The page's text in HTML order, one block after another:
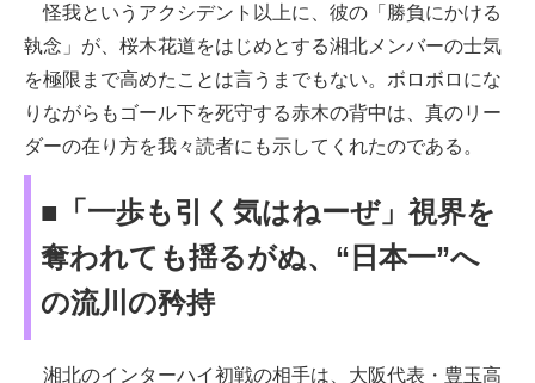
怪我というアクシデント以上に、彼の「勝負にかける
執念」が、桜木花道をはじめとする湘北メンバーの士気
を極限まで高めたことは言うまでもない。ボロボロにな
りながらもゴール下を死守する赤木の背中は、真のリー
ダーの在り方を我々読者にも示してくれたのである。
■「一歩も引く気はねーぜ」視界を
奪われても揺るがぬ、“日本一”へ
の流川の矜持
湘北のインターハイ初戦の相手は、大阪代表・豊玉高